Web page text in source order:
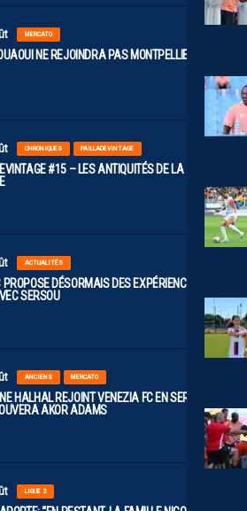
MERCATO
NE REJOINDRA PAS MONTPELLIER…
CHRONIQUES PAILLADEVINTAGE
#15 – LES ANTIQUITÉS DE LA
ACTUALITÉS
DÉSORMAIS DES EXPÉRIENCES
SERSOU
ANCIENS MERCATO
HALHAL REJOINT VENEZIA FC EN SERIE A
AKOR ADAMS
LIGUE 2